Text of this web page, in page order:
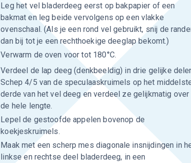
Leg het vel bladerdeeg eerst op bakpapier of een
bakmat en leg beide vervolgens op een vlakke
ovenschaal. (Als je een rond vel gebruikt, snij de
dan bij tot je een rechthoekige deeglap bekomt.)
Verwarm de oven voor tot 180°C.
Verdeel de lap deeg (denkbeeldig) in drie gelijke
Schep 4/5 van de speculaaskruimels op het
derde van het vel deeg en verdeel ze gelijkmatig over
de hele lengte.
Lepel de gestoofde appelen bovenop de
koekjeskruimels.
Maak met een scherp mes diagonale insnijdingen in
linkse en rechtse deel bladerdeeg, in een